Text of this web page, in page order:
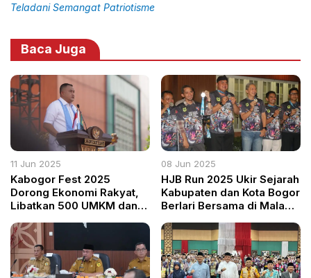
Teladani Semangat Patriotisme
Baca Juga
11 Jun 2025
Kabogor Fest 2025
Dorong Ekonomi Rakyat,
Libatkan 500 UMKM dan
08 Jun 2025
HJB Run 2025 Ukir Sejarah
Kabupaten dan Kota Bogor
Berlari Bersama di Malam